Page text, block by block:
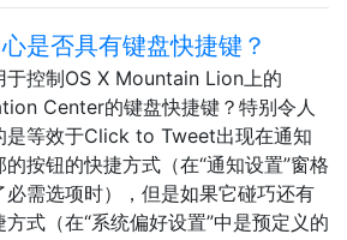
是否具有键盘快捷键？
于控制OS X Mountain Lion上的
Center的键盘快捷键？特别令人
是等效于Click to Tweet出现在通知
的按钮的快捷方式（在“通知设置”窗格
必需选项时），但是如果它碰巧还有
方式（在“系统偏好设置”中是预定义的